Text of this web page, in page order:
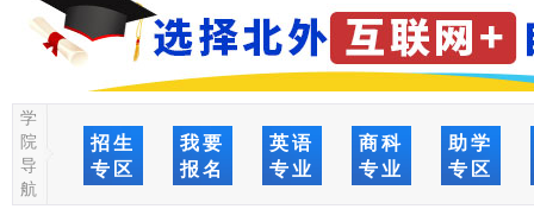
学
院
导
航
招生
专区
我要
报名
英语
专业
商科
专业
助学
专区